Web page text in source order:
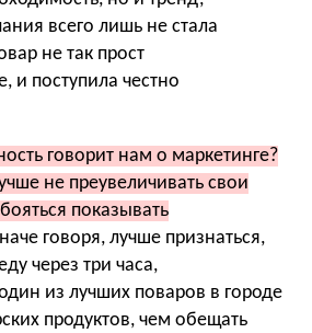
всего лишь не стала
не так прост
и поступила честно
говорит нам о маркетинге?
не преувеличивать свои
показывать
говоря, лучше признаться,
через три часа,
из лучших поваров в городе
продуктов, чем обещать